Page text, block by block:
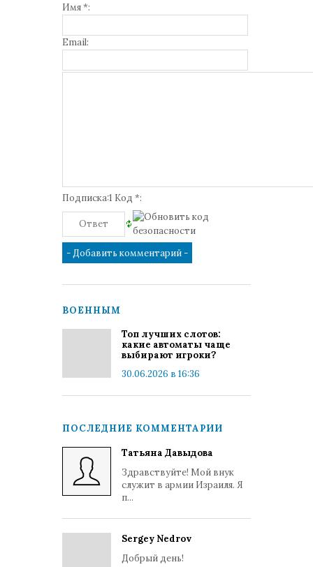
Имя *:
Email:
Подписка:1 Код *:
ВОЕННЫМ
Топ лучших слотов:
какие автоматы чаще
выбирают игроки?
30.06.2026 в 16:36
ПОСЛЕДНИЕ КОММЕНТАРИИ
Татьяна Давыдова
Здравствуйте! Мой внук
служит в армии Израиля. Я
п...
Sergey Nedrov
Добрый день!